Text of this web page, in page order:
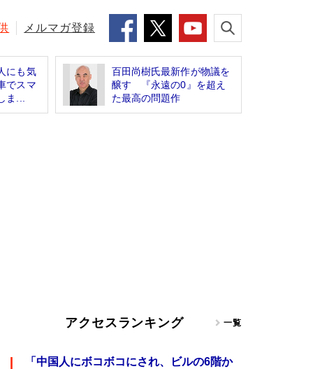
メルマガ登録
にも気
でスマ
ま...
百田尚樹氏最新作が物議を
醸す 『永遠の0』を超え
た最高の問題作
アクセスランキング 一覧
「中国人にボコボコにされ、ビルの6階か